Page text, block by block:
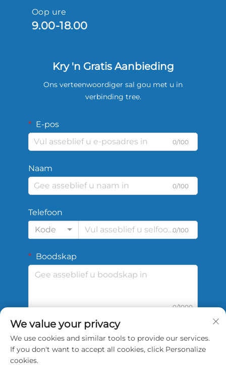
Oop ure
9.00-18.00
Kry 'n Gratis Aanbieding
Ons verteenwoordiger sal gou met u in
verbinding tree.
E-pos
0/100
Naam
0/100
Telefoon
Kode
0/100
Boodskap
0/1000
Dien in
We value your privacy
We use cookies and similar tools to provide our services.
If you don't want to accept all cookies, click Personalize
cookies.